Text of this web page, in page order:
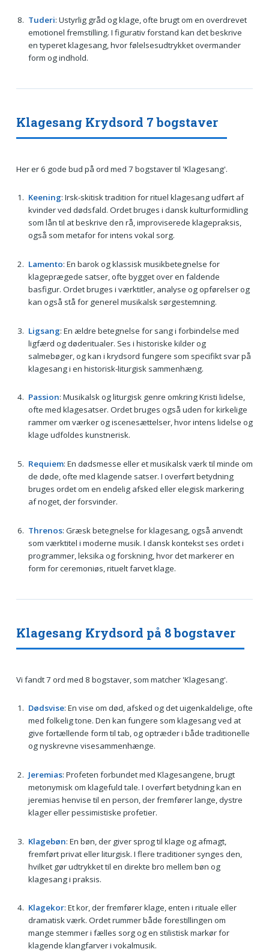
Tuderi: Ustyrlig gråd og klage, ofte brugt om en overdrevet
emotionel fremstilling. I figurativ forstand kan det beskrive
en typeret klagesang, hvor følelsesudtrykket overmander
form og indhold.
Klagesang Krydsord 7 bogstaver
Her er 6 gode bud på ord med 7 bogstaver til 'Klagesang'.
Keening: Irsk-skitisk tradition for rituel klagesang udført af
kvinder ved dødsfald. Ordet bruges i dansk kulturformidling
som lån til at beskrive den rå, improviserede klagepraksis,
også som metafor for intens vokal sorg.
Lamento: En barok og klassisk musikbetegnelse for
klageprægede satser, ofte bygget over en faldende
basfigur. Ordet bruges i værktitler, analyse og opførelser og
kan også stå for generel musikalsk sørgestemning.
Ligsang: En ældre betegnelse for sang i forbindelse med
ligfærd og døderitualer. Ses i historiske kilder og
salmebøger, og kan i krydsord fungere som specifikt svar på
klagesang i en historisk-liturgisk sammenhæng.
Passion: Musikalsk og liturgisk genre omkring Kristi lidelse,
ofte med klagesatser. Ordet bruges også uden for kirkelige
rammer om værker og iscenesættelser, hvor intens lidelse og
klage udfoldes kunstnerisk.
Requiem: En dødsmesse eller et musikalsk værk til minde om
de døde, ofte med klagende satser. I overført betydning
bruges ordet om en endelig afsked eller elegisk markering
af noget, der forsvinder.
Threnos: Græsk betegnelse for klagesang, også anvendt
som værktitel i moderne musik. I dansk kontekst ses ordet i
programmer, leksika og forskning, hvor det markerer en
form for ceremoniøs, rituelt farvet klage.
Klagesang Krydsord på 8 bogstaver
Vi fandt 7 ord med 8 bogstaver, som matcher 'Klagesang'.
Dødsvise: En vise om død, afsked og det uigenkaldelige, ofte
med folkelig tone. Den kan fungere som klagesang ved at
give fortællende form til tab, og optræder i både traditionelle
og nyskrevne visesammenhænge.
Jeremias: Profeten forbundet med Klagesangene, brugt
metonymisk om klagefuld tale. I overført betydning kan en
jeremias henvise til en person, der fremfører lange, dystre
klager eller pessimistiske profetier.
Klagebøn: En bøn, der giver sprog til klage og afmagt,
fremført privat eller liturgisk. I flere traditioner synges den,
hvilket gør udtrykket til en direkte bro mellem bøn og
klagesang i praksis.
Klagekor: Et kor, der fremfører klage, enten i rituale eller
dramatisk værk. Ordet rummer både forestillingen om
mange stemmer i fælles sorg og en stilistisk markør for
klagende klangfarver i vokalmusik.